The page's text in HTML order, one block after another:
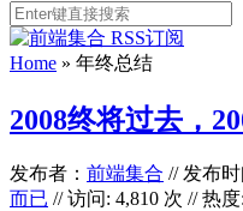
Home » 年终总结
2008终将过去，
发布者： 前端集合 //发布时
而已 // 访问: 4,810 次 // 热度: